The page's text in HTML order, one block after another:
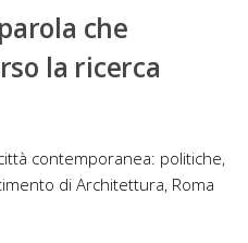
che
la ricerca
contemporanea: politiche,
di Architettura, Roma